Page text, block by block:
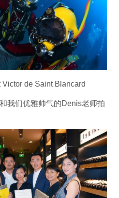
de Saint Blancard
我们优雅帅气的Denis老师拍